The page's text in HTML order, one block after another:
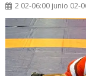
2 02-06:00 junio 02-